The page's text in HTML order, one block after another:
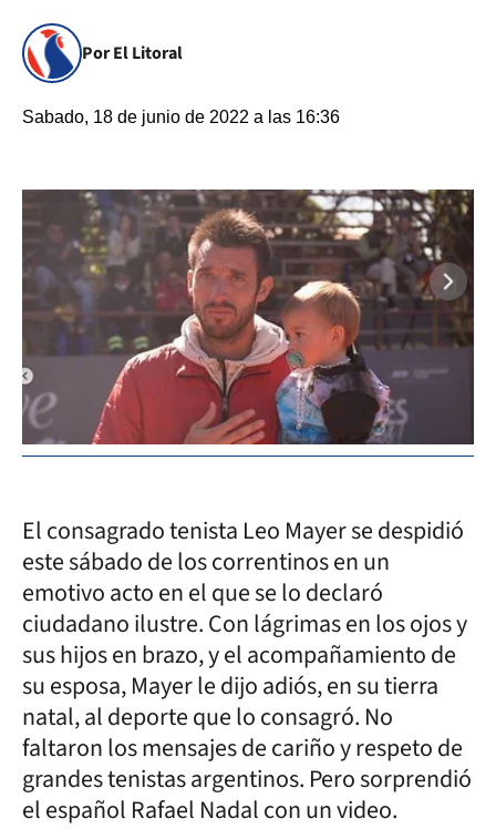
Por El Litoral
Sabado, 18 de junio de 2022 a las 16:36
El consagrado tenista Leo Mayer se despidió
este sábado de los correntinos en un
emotivo acto en el que se lo declaró
ciudadano ilustre. Con lágrimas en los ojos y
sus hijos en brazo, y el acompañamiento de
su esposa, Mayer le dijo adiós, en su tierra
natal, al deporte que lo consagró. No
faltaron los mensajes de cariño y respeto de
grandes tenistas argentinos. Pero sorprendió
el español Rafael Nadal con un video.